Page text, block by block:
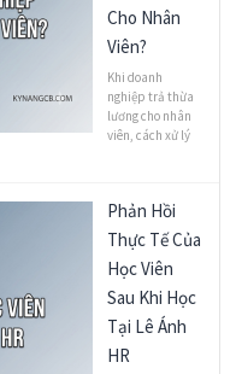
Cho Nhân
Viên?
Khi doanh
nghiệp trả thừa
lương cho nhân
viên, cách xử lý
Phản Hồi
Thực Tế Của
Học Viên
Sau Khi Học
Tại Lê Ánh
HR